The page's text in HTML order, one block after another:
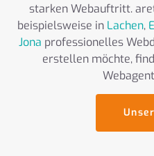
starken Webauftritt.
beispielsweise in Lachen,
Jona professionelles
erstellen möchte,